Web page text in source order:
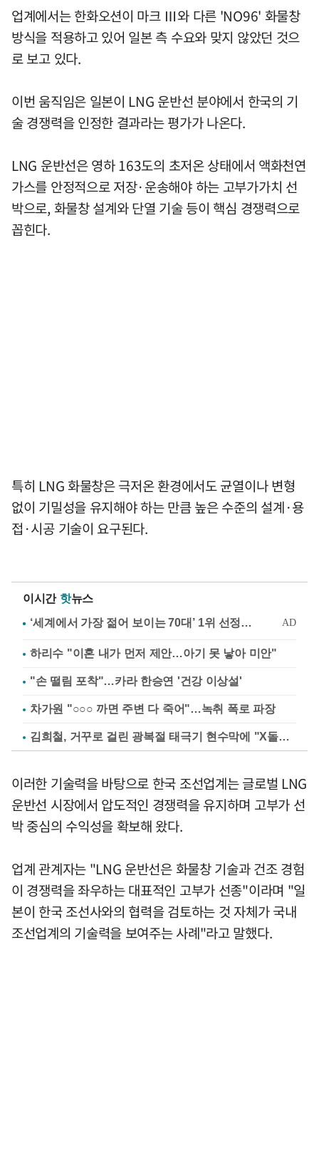
업계에서는 한화오션이 마크 Ⅲ와 다른 'NO96' 화물창
방식을 적용하고 있어 일본 측 수요와 맞지 않았던 것으
로 보고 있다.
이번 움직임은 일본이 LNG 운반선 분야에서 한국의 기
술 경쟁력을 인정한 결과라는 평가가 나온다.
LNG 운반선은 영하 163도의 초저온 상태에서 액화천연
가스를 안정적으로 저장·운송해야 하는 고부가가치 선
박으로, 화물창 설계와 단열 기술 등이 핵심 경쟁력으로
꼽힌다.
특히 LNG 화물창은 극저온 환경에서도 균열이나 변형
없이 기밀성을 유지해야 하는 만큼 높은 수준의 설계·용
접·시공 기술이 요구된다.
이시간 핫뉴스
하리수 "이혼 내가 먼저 제안…아기 못 낳아 미안"
"손 떨림 포착"…카라 한승연 '건강 이상설'
차가원 "○○○ 까면 주변 다 죽어"…녹취 폭로 파장
김희철, 거꾸로 걸린 광복절 태극기 현수막에 "X돌았네"
이러한 기술력을 바탕으로 한국 조선업계는 글로벌 LNG
운반선 시장에서 압도적인 경쟁력을 유지하며 고부가 선
박 중심의 수익성을 확보해 왔다.
업계 관계자는 "LNG 운반선은 화물창 기술과 건조 경험
이 경쟁력을 좌우하는 대표적인 고부가 선종"이라며 "일
본이 한국 조선사와의 협력을 검토하는 것 자체가 국내
조선업계의 기술력을 보여주는 사례"라고 말했다.